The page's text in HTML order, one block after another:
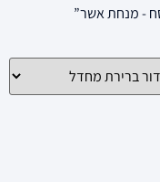
- מנחת אשר”